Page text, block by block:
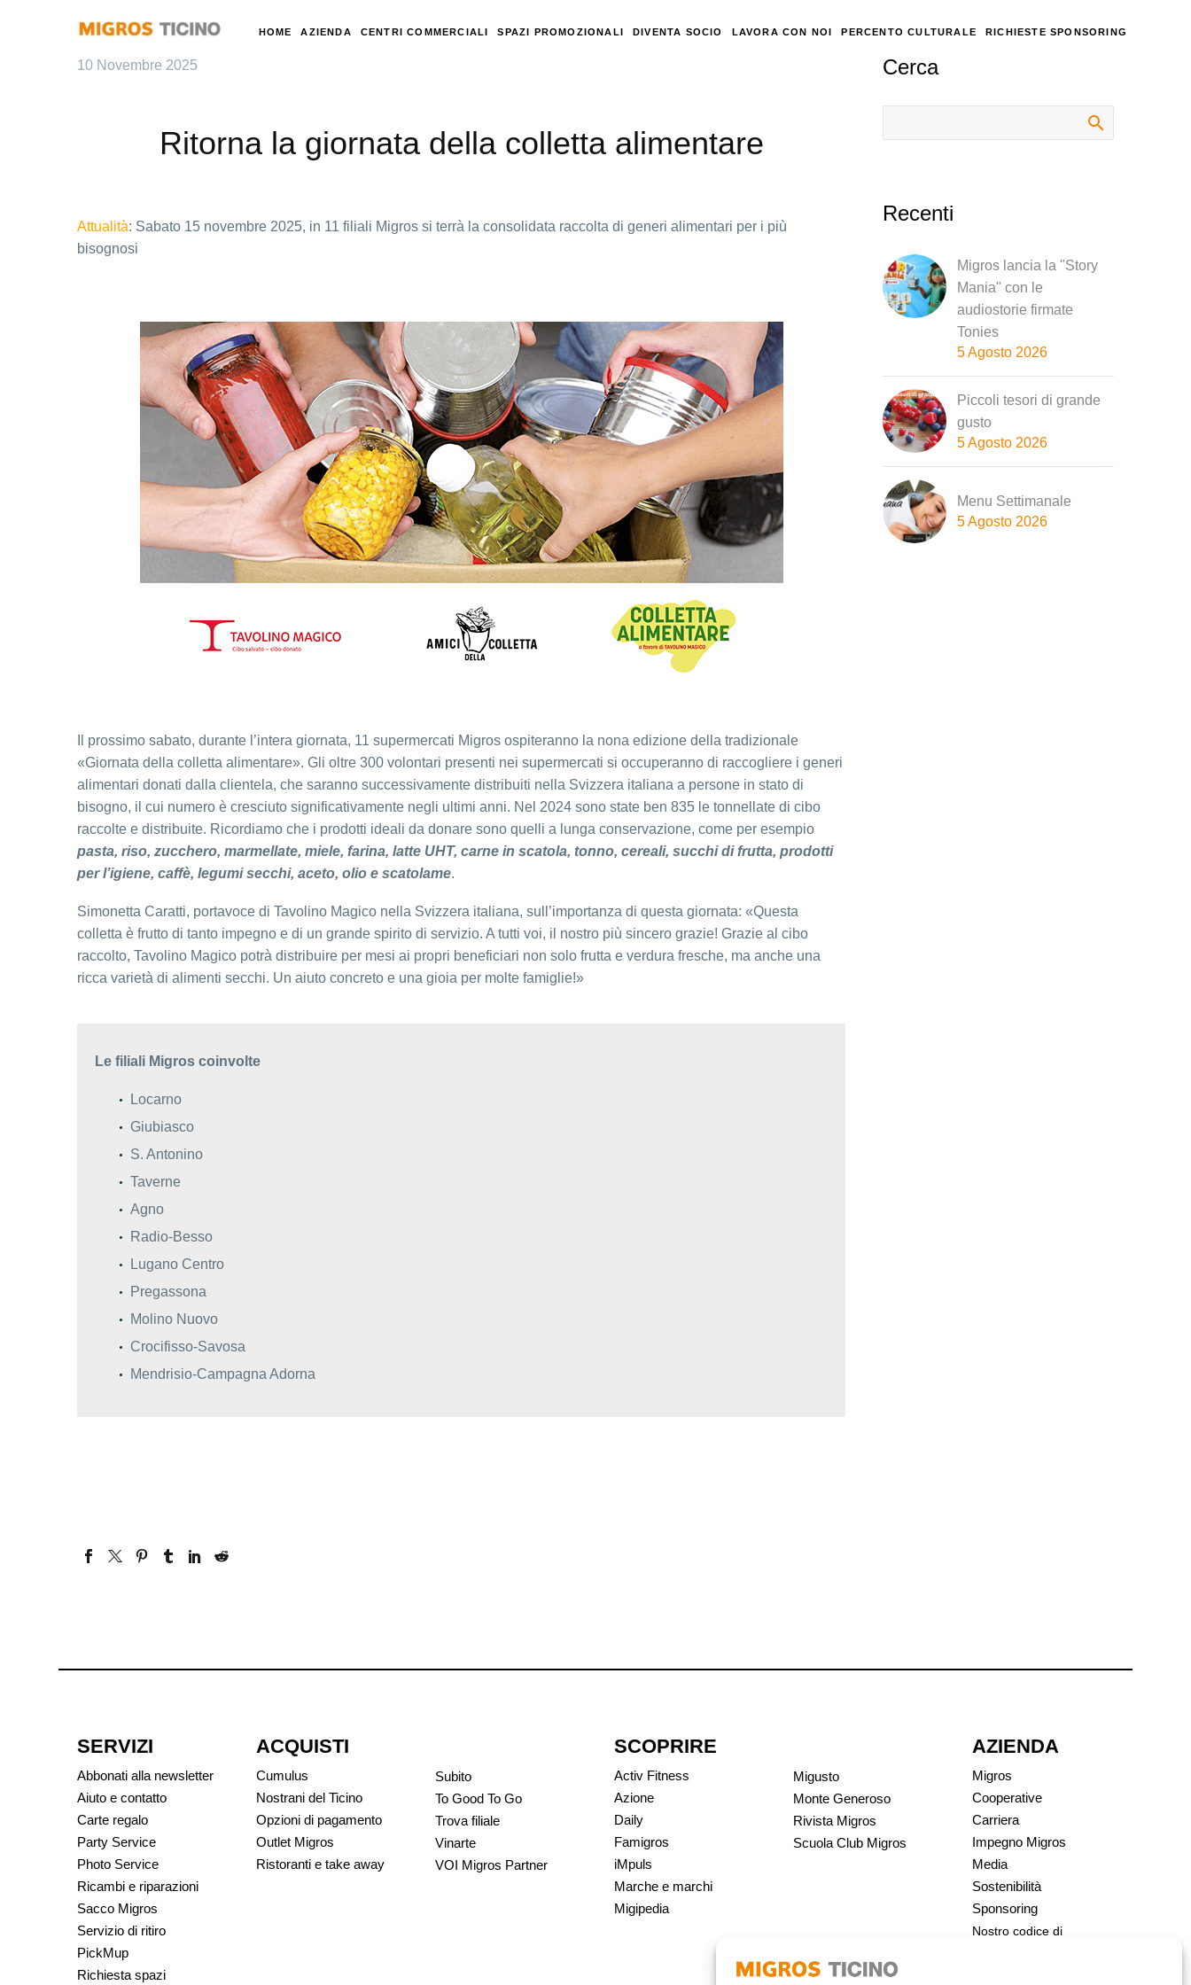
HOME AZIENDA CENTRI COMMERCIALI SPAZI PROMOZIONALI DIVENTA SOCIO LAVORA CON NOI PERCENTO CULTURALE RICHIESTE SPONSORING
10 Novembre 2025
Ritorna la giornata della colletta alimentare
Attualità: Sabato 15 novembre 2025, in 11 filiali Migros si terrà la consolidata raccolta di generi alimentari per i più
bisognosi
Il prossimo sabato, durante l’intera giornata, 11 supermercati Migros ospiteranno la nona edizione della tradizionale
«Giornata della colletta alimentare». Gli oltre 300 volontari presenti nei supermercati si occuperanno di raccogliere i generi
alimentari donati dalla clientela, che saranno successivamente distribuiti nella Svizzera italiana a persone in stato di
bisogno, il cui numero è cresciuto significativamente negli ultimi anni. Nel 2024 sono state ben 835 le tonnellate di cibo
raccolte e distribuite. Ricordiamo che i prodotti ideali da donare sono quelli a lunga conservazione, come per esempio
pasta, riso, zucchero, marmellate, miele, farina, latte UHT, carne in scatola, tonno, cereali, succhi di frutta, prodotti
per l’igiene, caffè, legumi secchi, aceto, olio e scatolame.
Simonetta Caratti, portavoce di Tavolino Magico nella Svizzera italiana, sull’importanza di questa giornata: «Questa
colletta è frutto di tanto impegno e di un grande spirito di servizio. A tutti voi, il nostro più sincero grazie! Grazie al cibo
raccolto, Tavolino Magico potrà distribuire per mesi ai propri beneficiari non solo frutta e verdura fresche, ma anche una
ricca varietà di alimenti secchi. Un aiuto concreto e una gioia per molte famiglie!»
Le filiali Migros coinvolte
Locarno
Giubiasco
S. Antonino
Taverne
Agno
Radio-Besso
Lugano Centro
Pregassona
Molino Nuovo
Crocifisso-Savosa
Mendrisio-Campagna Adorna
Cerca
Recenti
Migros lancia la "Story
Mania" con le
audiostorie firmate
Tonies
5 Agosto 2026
Piccoli tesori di grande
gusto
5 Agosto 2026
Menu Settimanale
5 Agosto 2026
SERVIZI
Abbonati alla newsletter
Aiuto e contatto
Carte regalo
Party Service
Photo Service
Ricambi e riparazioni
Sacco Migros
Servizio di ritiro
PickMup
Richiesta spazi
ACQUISTI
Cumulus
Nostrani del Ticino
Opzioni di pagamento
Outlet Migros
Ristoranti e take away
Subito
To Good To Go
Trova filiale
Vinarte
VOI Migros Partner
SCOPRIRE
Activ Fitness
Azione
Daily
Famigros
iMpuls
Marche e marchi
Migipedia
Migusto
Monte Generoso
Rivista Migros
Scuola Club Migros
AZIENDA
Migros
Cooperative
Carriera
Impegno Migros
Media
Sostenibilità
Sponsoring
Nostro codice di